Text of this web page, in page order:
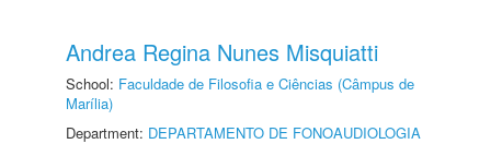
Andrea Regina Nunes Misquiatti
School: Faculdade de Filosofia e Ciências (Câmpus de
Marília)
Department: DEPARTAMENTO DE FONOAUDIOLOGIA